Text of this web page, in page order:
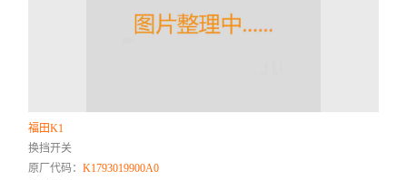
福田K1
换挡开关
原厂代码：K1793019900A0